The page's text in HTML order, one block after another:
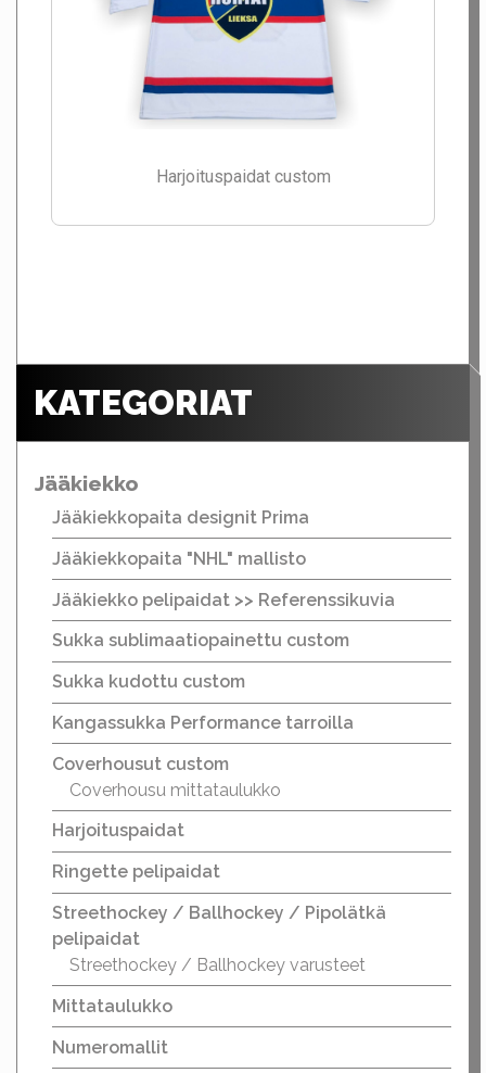
Harjoituspaidat custom
KATEGORIAT
Jääkiekko
Jääkiekkopaita designit Prima
Jääkiekkopaita "NHL" mallisto
Jääkiekko pelipaidat >> Referenssikuvia
Sukka sublimaatiopainettu custom
Sukka kudottu custom
Kangassukka Performance tarroilla
Coverhousut custom
Coverhousu mittataulukko
Harjoituspaidat
Ringette pelipaidat
Streethockey / Ballhockey / Pipolätkä
pelipaidat
Streethockey / Ballhockey varusteet
Mittataulukko
Numeromallit